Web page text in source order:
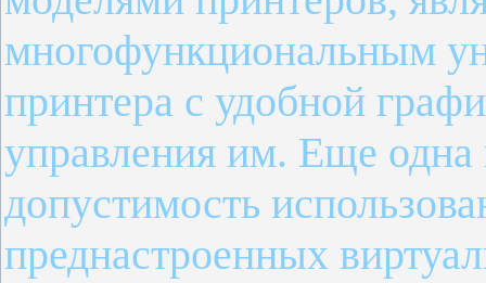
многофункциональным
принтера с удобной
управления им. Еще одна
допустимость
преднастроенных